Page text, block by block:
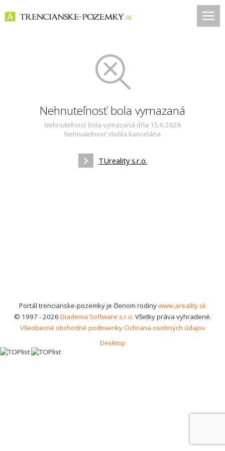
Nehnuteľnosť bola vymazaná
Nehnuteľnosť bola vymazaná dňa 15.6.2026
Nehnuteľnosť vložila kancelária
TUreality s.r.o.
Portál trencianske-pozemky je členom rodinywww.areality.sk
© 1997 - 2026 Diadema Software s.r.o. Všetky práva vyhradené.
Všeobecné obchodné podmienkyOchrana osobných údajov
Desktop